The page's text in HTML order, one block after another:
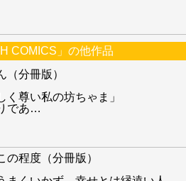
COMICS」の他作品
（分冊版）
く尊い私の坊ちゃま」
であ…
の程度（分冊版）